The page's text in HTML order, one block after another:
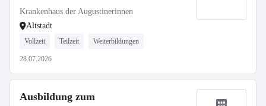
OP - Neuaufbau unserer Flexidienste
Krankenhaus der Augustinerinnen
Altstadt
Vollzeit Teilzeit Weiterbildungen
28.07.2026
Ausbildung zum